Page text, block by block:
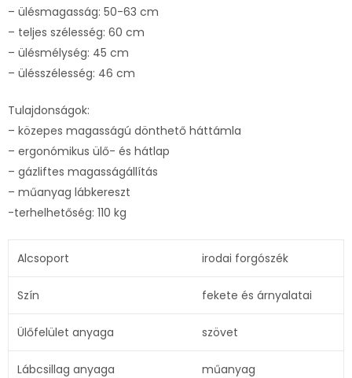
– ülésmagasság: 50-63 cm
– teljes szélesség: 60 cm
– ülésmélység: 45 cm
– ülésszélesség: 46 cm
Tulajdonságok:
– közepes magasságú dönthető háttámla
– ergonómikus ülő- és hátlap
– gázliftes magasságállítás
– műanyag lábkereszt
-terhelhetőség: 110 kg
Alcsoport irodai forgószék
Szín fekete és árnyalatai
Ülőfelület anyaga szövet
Lábcsillag anyaga műanyag